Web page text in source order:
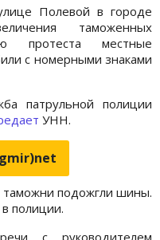
Полевой в городе
таможенных
протеста местные
с номерными знаками
патрульной полиции
УНН.
таможни подожгли шины.
полиции.
с руководителем